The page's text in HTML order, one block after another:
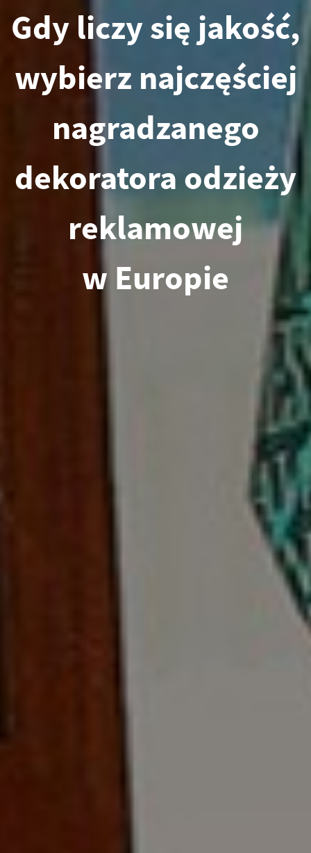
Gdy liczy się jakość,
wybierz najczęściej
nagradzanego
dekoratora odzieży
reklamowej
w Europie